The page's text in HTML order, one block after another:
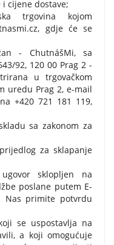
cijene dostave;
trgovina kojom
gdje će se
- ChutnášMi, sa
92, 120 00 Prag 2 -
u trgovačkom
uredu Prag 2, e-mail
+420 721 181 119,
sa zakonom za
za sklapanje
sklopljen na
poslane putem E-
Nas primite potvrdu
se uspostavlja na
a koji omogućuje